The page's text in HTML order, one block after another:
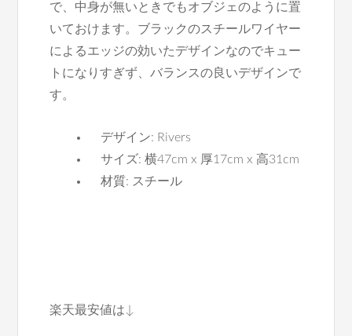
で、中身が無いときでもオブジェのように置
いておけます。ブラックのスチールワイヤー
によるエッジの効いたデザインなのでキュー
トになりすぎず、バランスの良いデザインで
す。
デザイン: Rivers
サイズ: 横47cm x 厚17cm x 高31cm
材質: スチール
楽天最安値は↓